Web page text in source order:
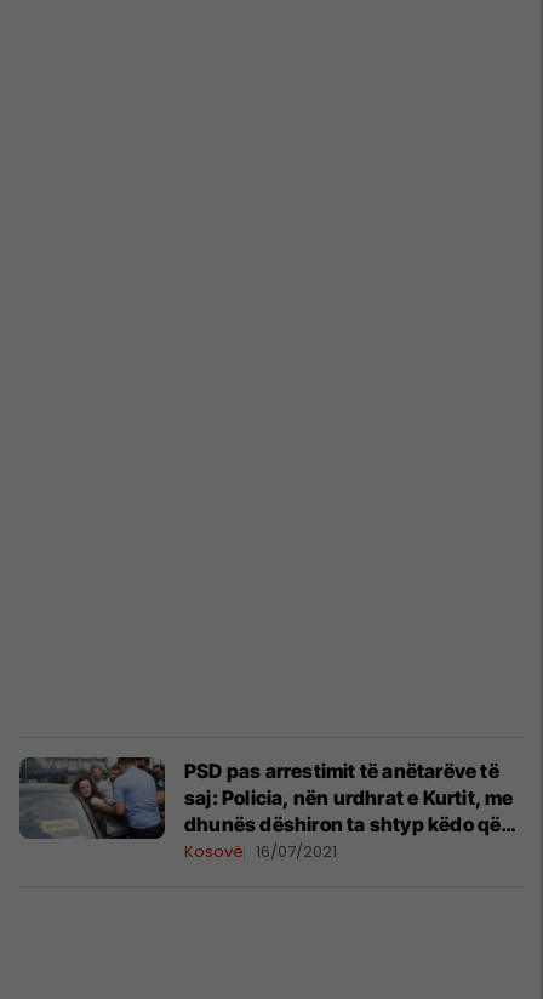
PSD pas arrestimit të anëtarëve të
saj: Policia, nën urdhrat e Kurtit, me
dhunës dëshiron ta shtyp këdo që
kundërshton shefin e tyre
Kosovë 16/07/2021